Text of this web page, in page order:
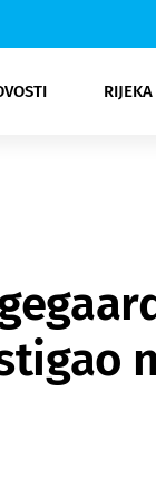
Opatija
NK
Moda
Kultura